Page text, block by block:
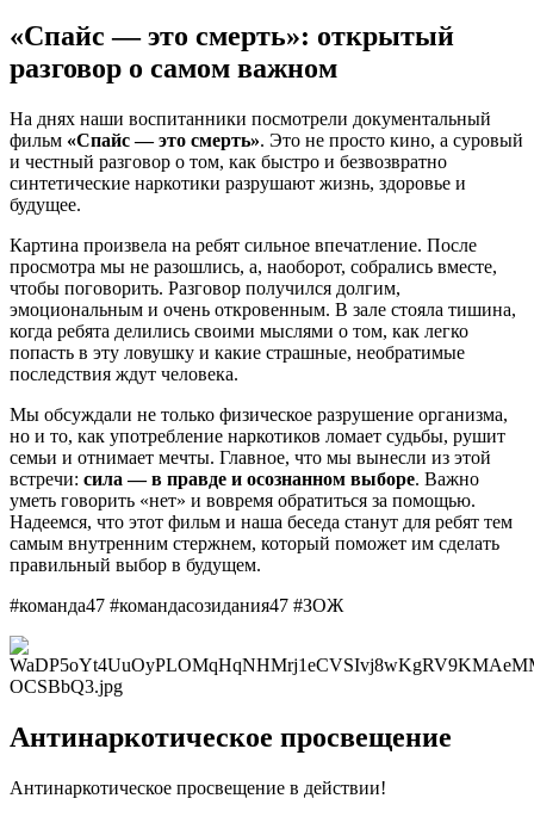
«Спайс — это смерть»: открытый
разговор о самом важном
На днях наши воспитанники посмотрели документальный
фильм «Спайс — это смерть». Это не просто кино, а суровый
и честный разговор о том, как быстро и безвозвратно
синтетические наркотики разрушают жизнь, здоровье и
будущее.
Картина произвела на ребят сильное впечатление. После
просмотра мы не разошлись, а, наоборот, собрались вместе,
чтобы поговорить. Разговор получился долгим,
эмоциональным и очень откровенным. В зале стояла тишина,
когда ребята делились своими мыслями о том, как легко
попасть в эту ловушку и какие страшные, необратимые
последствия ждут человека.
Мы обсуждали не только физическое разрушение организма,
но и то, как употребление наркотиков ломает судьбы, рушит
семьи и отнимает мечты. Главное, что мы вынесли из этой
встречи: сила — в правде и осознанном выборе. Важно
уметь говорить «нет» и вовремя обратиться за помощью.
Надеемся, что этот фильм и наша беседа станут для ребят тем
самым внутренним стержнем, который поможет им сделать
правильный выбор в будущем.
#команда47 #командасозидания47 #ЗОЖ
Антинаркотическое просвещение
Антинаркотическое просвещение в действии!